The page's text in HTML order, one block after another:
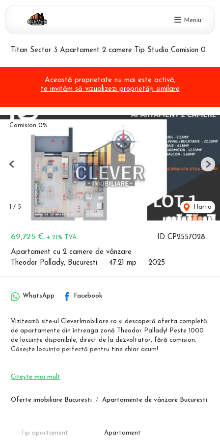
Meniu
Titan Sector 3 Apartament 2 camere Tip Studio Comision 0
Această proprietate nu mai este activă,
te invităm să vizualizezi proprietăți similare
ID CP2557028
69,725 € + 21% TVA
Apartament cu 2 camere de vânzare
Theodor Pallady, Bucuresti
47.21 mp 2025
Comision 0%
/ 5 Harta
Previous
Oferte imobiliare Bucuresti Apartamente de vânzare Bucuresti
WhatsApp Facebook
Vizitează site-ul CleverImobiliare ro și descoperă oferta completă
de apartamente din întreaga zonă Theodor Pallady! Peste 1000
de locuințe disponibile, direct de la dezvoltator, fără comision.
Găsește locuința perfectă pentru tine chiar acum!
Pret avans 50%: 72.018 Euro + TVA
Complex rezidential de prestigiu situat in zona Theodor Pallady
de calitate. Complexul ofera acces la spatii verzi generoase, un
Citește mai mult
Tip apartament Apartament